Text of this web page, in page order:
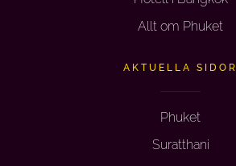
Allt om Phuket
AKTUELLA SIDOR
Phuket
Suratthani